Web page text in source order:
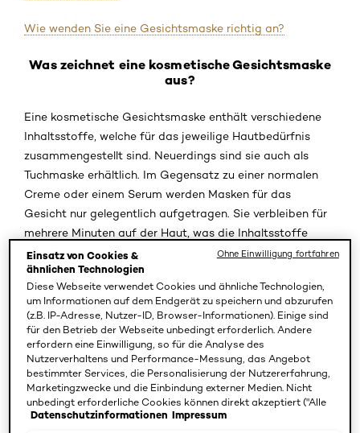
Wie wenden Sie eine Gesichtsmaske richtig an?
Was zeichnet eine kosmetische Gesichtsmaske
aus?
Eine kosmetische Gesichtsmaske enthält verschiedene
Inhaltsstoffe, welche für das jeweilige Hautbedürfnis
zusammengestellt sind. Neuerdings sind sie auch als
Tuchmaske erhältlich. Im Gegensatz zu einer normalen
Creme oder einem Serum werden Masken für das
Gesicht nur gelegentlich aufgetragen. Sie verbleiben für
mehrere Minuten auf der Haut, was die Inhaltsstoffe
besser einwirken lässt. Danach wird die Maske entweder
mit einem Wattepad oder mit einem weichen Tuch
abgenommen. Die Haut wirkt danach erfrischt und
glatter. Anzeichen wie Rötungen, Unreinheiten oder
trockene Haut lassen sich mit einer Pflegemaske
mildern.1
Wie wirkt eine Gesichtsmaske?
Bei der Anwendung einer Gesichtsmaske können die
Einsatz von Cookies &
ähnlichen Technologien
Diese Webseite verwendet Cookies und ähnliche Technologien,
um Informationen auf dem Endgerät zu speichern und abzurufen
(z.B. IP-Adresse, Nutzer-ID, Browser-Informationen). Einige sind
für den Betrieb der Webseite unbedingt erforderlich. Andere
erfordern eine Einwilligung, so für die Analyse des
Nutzerverhaltens und Performance-Messung, das Angebot
bestimmter Services, die Personalisierung der Nutzererfahrung,
Marketingzwecke und die Einbindung externer Medien. Nicht
unbedingt erforderliche Cookies können direkt akzeptiert ("Alle
akzeptieren") oder abgelehnt ("Ohne Einwilligung fortfahren")
Datenschutzinformationen Impressum
Ohne Einwilligung fortfahren